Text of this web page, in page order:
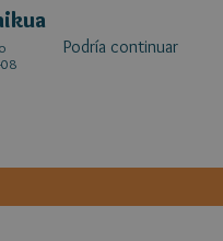
Podría continuar